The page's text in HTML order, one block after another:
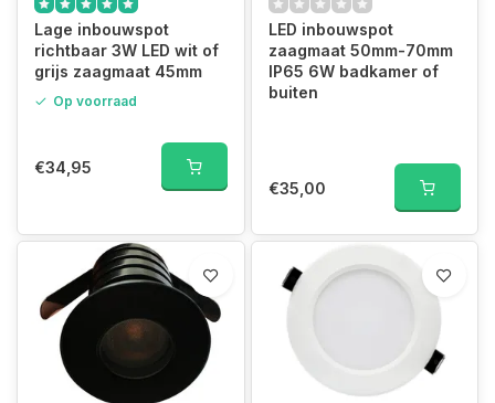
Lage inbouwspot
richtbaar 3W LED wit of
grijs zaagmaat 45mm
Op voorraad
€34,95
LED inbouwspot
zaagmaat 50mm-70mm
IP65 6W badkamer of
buiten
€35,00